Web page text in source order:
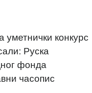
конкурс
Руска
фонда
часопис